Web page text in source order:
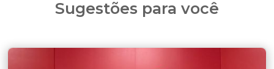
Sugestões para você